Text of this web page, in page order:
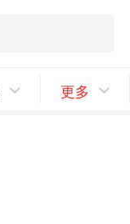
更多